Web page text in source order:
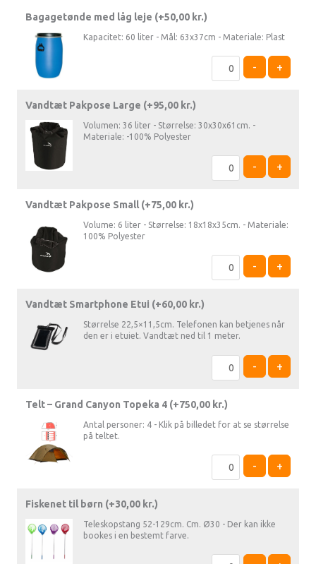
Bagagetønde med låg leje (+50,00 kr.)
Kapacitet: 60 liter - Mål: 63x37cm - Materiale: Plast
- +
Vandtæt Pakpose Large (+95,00 kr.)
Volumen: 36 liter - Størrelse: 30x30x61cm. -
Materiale: -100% Polyester
- +
Vandtæt Pakpose Small (+75,00 kr.)
Volume: 6 liter - Størrelse: 18x18x35cm. - Materiale:
100% Polyester
- +
Vandtæt Smartphone Etui (+60,00 kr.)
Størrelse 22,5×11,5cm. Telefonen kan betjenes når
den er i etuiet. Vandtæt ned til 1 meter.
- +
Telt – Grand Canyon Topeka 4 (+750,00 kr.)
Antal personer: 4 - Klik på billedet for at se størrelse
på teltet.
- +
Fiskenet til børn (+30,00 kr.)
Teleskopstang 52-129cm. Cm. Ø30 - Der kan ikke
bookes i en bestemt farve.